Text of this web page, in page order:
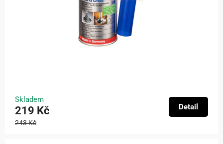
Skladem
219 Kč
243 Kč
Detail